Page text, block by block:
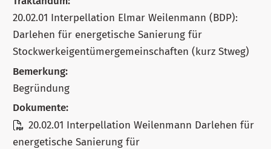
20.02.01 Interpellation Elmar Weilenmann (BDP):
Darlehen für energetische Sanierung für
Stockwerkeigentümergemeinschaften (kurz Stweg)
Bemerkung:
Begründung
Dokumente:
20.02.01 Interpellation Weilenmann Darlehen für
energetische Sanierung für